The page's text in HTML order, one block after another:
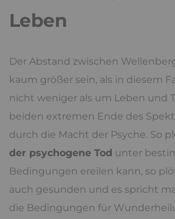
Leben
Der Abstand zwischen
kaum größer sein, als in diesem
nicht weniger als um Leben und
beiden extremen Ende des
durch die Macht der Psyche. So
der psychogene Tod unter
Bedingungen ereilen kann, so
auch gesunden und es spricht
die Bedingungen für